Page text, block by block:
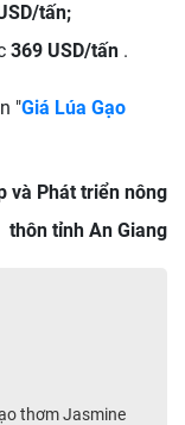
tấn;
369 USD/tấn .
"Giá Lúa Gạo
và Phát triển nông
thôn tỉnh An Giang
thơm Jasmine